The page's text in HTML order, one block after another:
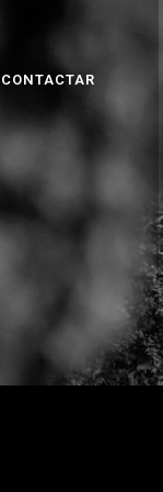
CONTACTAR